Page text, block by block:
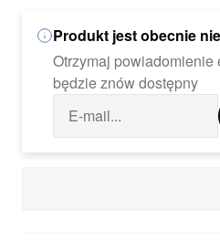
Produkt jest obecnie
Otrzymaj powiadomienie
będzie znów dostępny